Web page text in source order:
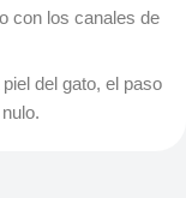
con los canales de
del gato, el paso